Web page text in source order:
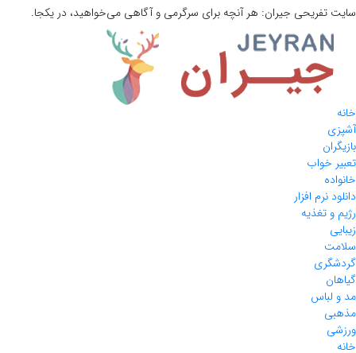
سایت تفریحی جیران: هر آنچه برای سرگرمی و آگاهی می‌خواهید، در یکجا.
خانه
آشپزی
بازیگران
تعبیر خواب
خانواده
دانلود نرم افزار
رژیم و تغذیه
زیبایی
سلامت
گردشگری
گیاهان
مد و لباس
مذهبی
ورزشی
خانه